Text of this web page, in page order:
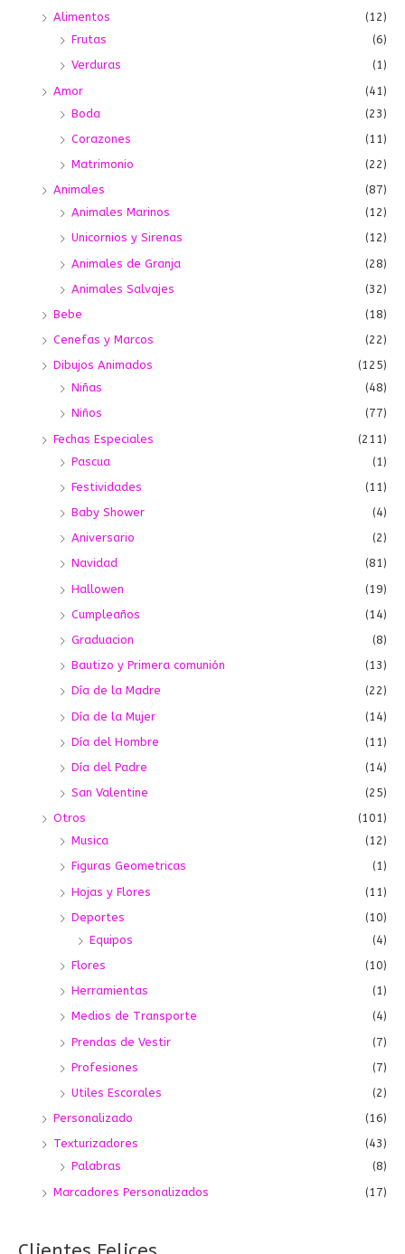
Alimentos
(12)
Frutas
(6)
Verduras
(1)
Amor
(41)
Boda
(23)
Corazones
(11)
Matrimonio
(22)
Animales
(87)
Animales Marinos
(12)
Unicornios y Sirenas
(12)
Animales de Granja
(28)
Animales Salvajes
(32)
Bebe
(18)
Cenefas y Marcos
(22)
Dibujos Animados
(125)
Niñas
(48)
Niños
(77)
Fechas Especiales
(211)
Pascua
(1)
Festividades
(11)
Baby Shower
(4)
Aniversario
(2)
Navidad
(81)
Hallowen
(19)
Cumpleaños
(14)
Graduacion
(8)
Bautizo y Primera comunión
(13)
Día de la Madre
(22)
Día de la Mujer
(14)
Día del Hombre
(11)
Día del Padre
(14)
San Valentine
(25)
Otros
(101)
Musica
(12)
Figuras Geometricas
(1)
Hojas y Flores
(11)
Deportes
(10)
Equipos
(4)
Flores
(10)
Herramientas
(1)
Medios de Transporte
(4)
Prendas de Vestir
(7)
Profesiones
(7)
Utiles Escorales
(2)
Personalizado
(16)
Texturizadores
(43)
Palabras
(8)
Marcadores Personalizados
(17)